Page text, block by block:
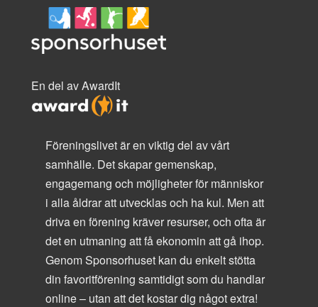
En del av AwardIt
Föreningslivet är en viktig del av vårt
samhälle. Det skapar gemenskap,
engagemang och möjligheter för människor
i alla åldrar att utvecklas och ha kul. Men att
driva en förening kräver resurser, och ofta är
det en utmaning att få ekonomin att gå ihop.
Genom Sponsorhuset kan du enkelt stötta
din favoritförening samtidigt som du handlar
online – utan att det kostar dig något extra!